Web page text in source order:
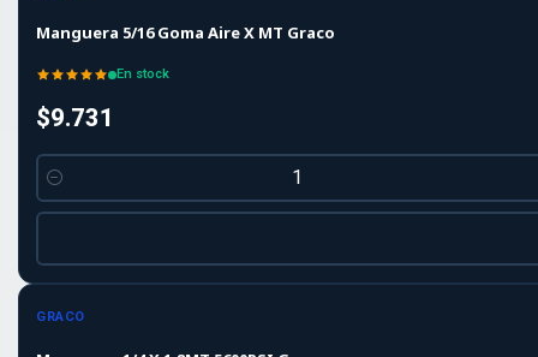
Manguera 5/16 Goma Aire X MT Graco
En stock
$9.731
Cantidad
GRACO